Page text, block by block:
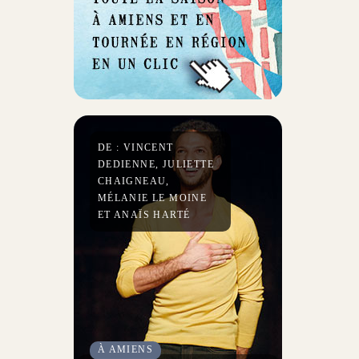
DE : VINCENT
DEDIENNE, JULIETTE
CHAIGNEAU,
MÉLANIE LE MOINE
ET ANAÏS HARTÉ
À AMIENS